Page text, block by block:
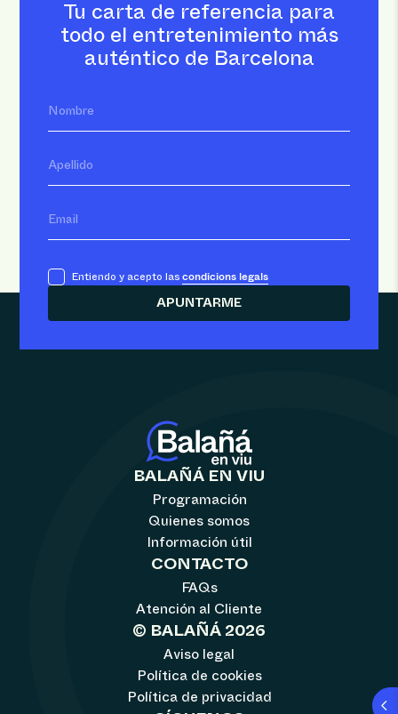
Tu carta de referencia para
todo el entretenimiento más
auténtico de Barcelona
Nombre
Apellido
Email
Entiendo y acepto lascondicions legals
BALAÑÁ EN VIU
Programación
Quienes somos
Información útil
CONTACTO
FAQs
Atención al Cliente
© BALAÑÁ 2026
Aviso legal
Política de cookies
Política de privacidad